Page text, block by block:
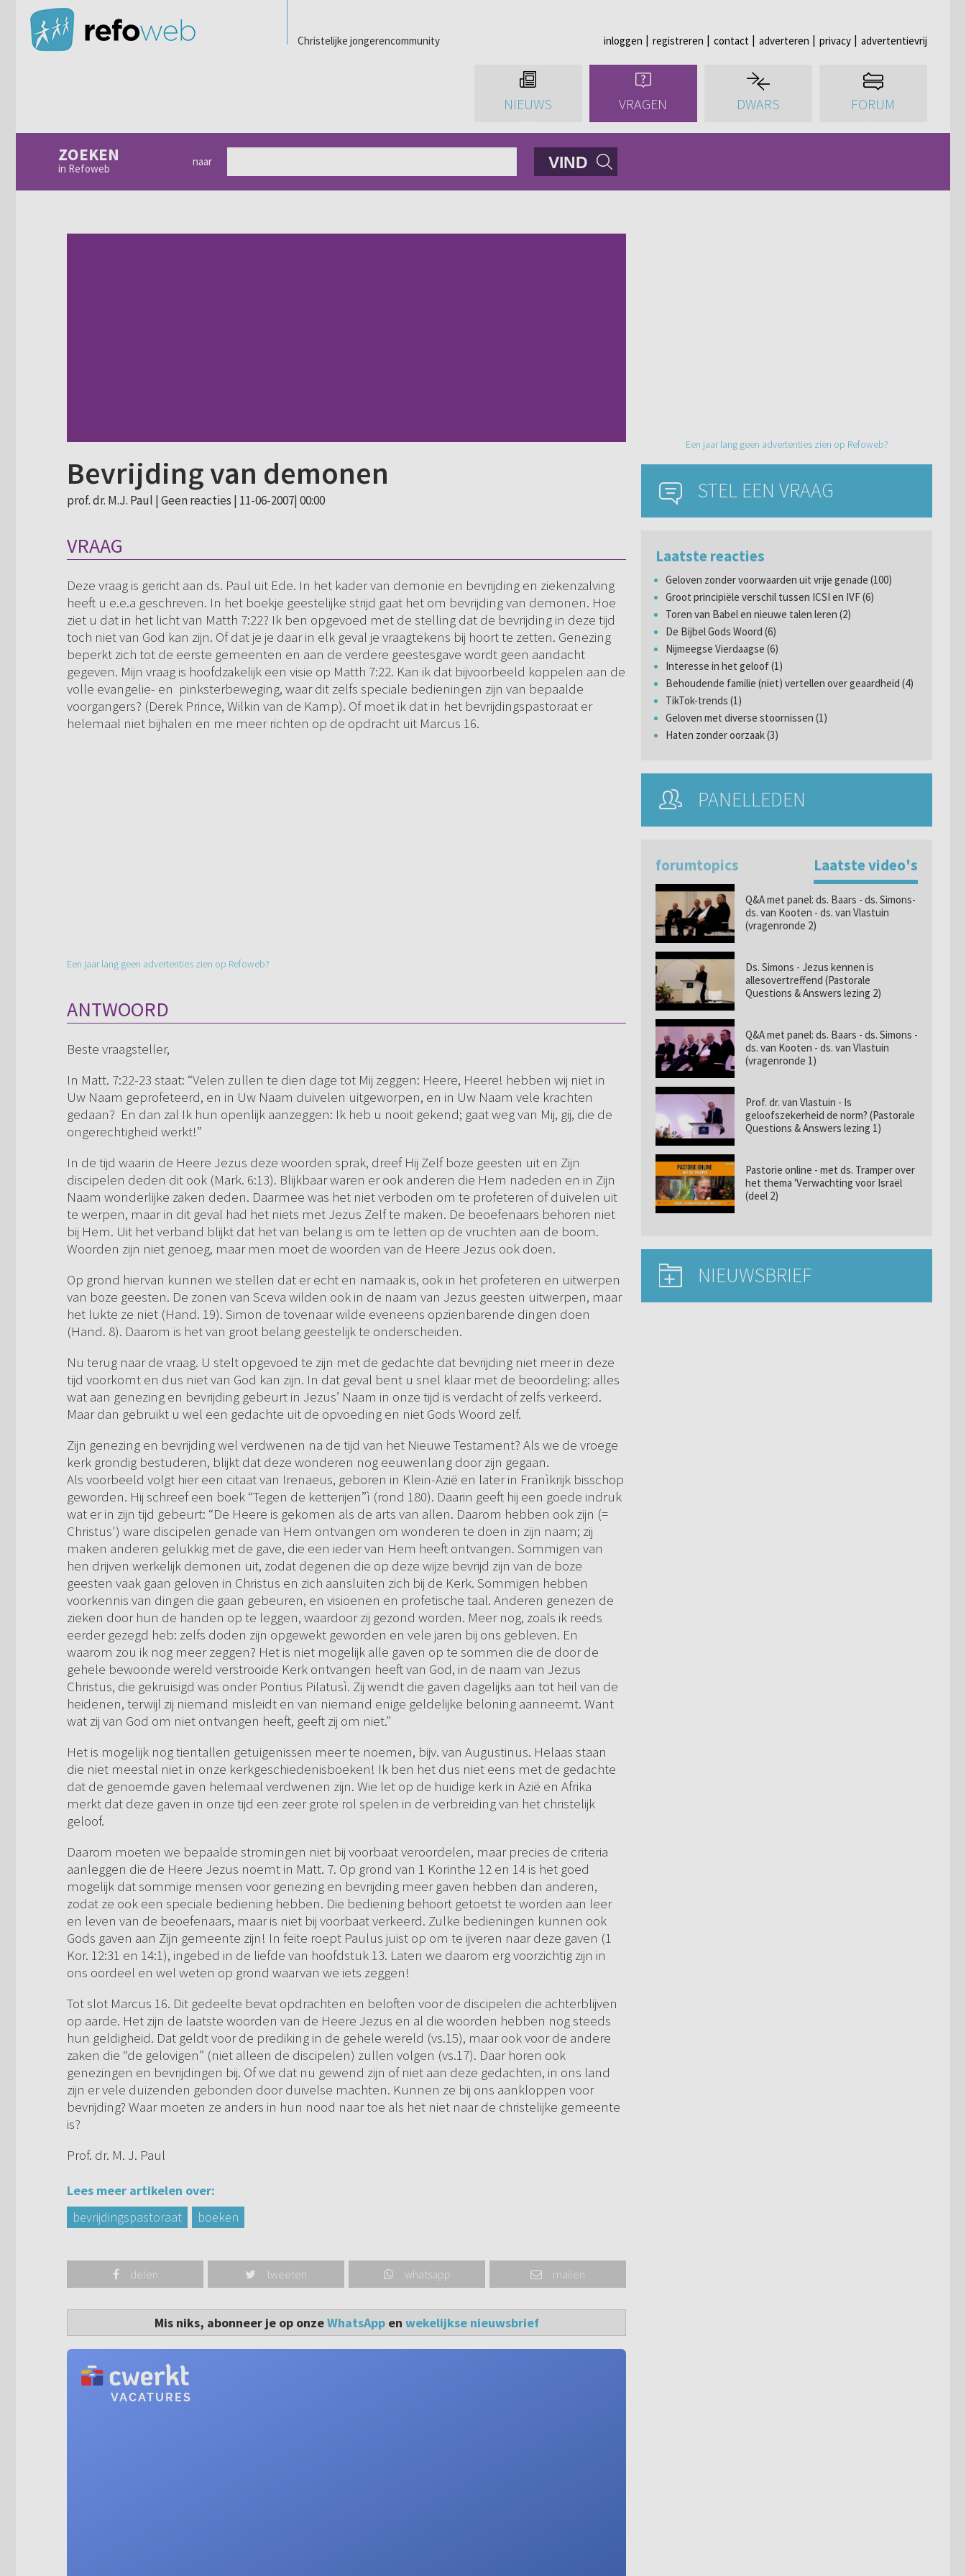
Christelijke jongerencommunity inloggen registreren contact adverteren privacy advertentievrij
NIEUWS VRAGEN DWARS FORUM
ZOEKEN
in Refoweb
naar VIND
Bevrijding van demonen
prof. dr. M.J. Paul | Geen reacties | 11-06-2007| 00:00
VRAAG
Deze vraag is gericht aan ds. Paul uit Ede. In het kader van demonie en bevrijding en ziekenzalving
heeft u e.e.a geschreven. In het boekje geestelijke strijd gaat het om bevrijding van demonen. Hoe
ziet u dat in het licht van Matth 7:22? Ik ben opgevoed met de stelling dat de bevrijding in deze tijd
toch niet van God kan zijn. Of dat je je daar in elk geval je vraagtekens bij hoort te zetten. Genezing
beperkt zich tot de eerste gemeenten en aan de verdere geestesgave wordt geen aandacht
gegeven. Mijn vraag is hoofdzakelijk een visie op Matth 7:22. Kan ik dat bijvoorbeeld koppelen aan de
volle evangelie- en pinksterbeweging, waar dit zelfs speciale bedieningen zijn van bepaalde
voorgangers? (Derek Prince, Wilkin van de Kamp). Of moet ik dat in het bevrijdingspastoraat er
helemaal niet bijhalen en me meer richten op de opdracht uit Marcus 16.
Een jaar lang geen advertenties zien op Refoweb?
ANTWOORD
Beste vraagsteller,
In Matt. 7:22-23 staat: “Velen zullen te dien dage tot Mij zeggen: Heere, Heere! hebben wij niet in
Uw Naam geprofeteerd, en in Uw Naam duivelen uitgeworpen, en in Uw Naam vele krachten
gedaan? En dan zal Ik hun openlijk aanzeggen: Ik heb u nooit gekend; gaat weg van Mij, gij, die de
ongerechtigheid werkt!”
In de tijd waarin de Heere Jezus deze woorden sprak, dreef Hij Zelf boze geesten uit en Zijn
discipelen deden dit ook (Mark. 6:13). Blijkbaar waren er ook anderen die Hem nadeden en in Zijn
Naam wonderlijke zaken deden. Daarmee was het niet verboden om te profeteren of duivelen uit
te werpen, maar in dit geval had het niets met Jezus Zelf te maken. De beoefenaars behoren niet
bij Hem. Uit het verband blijkt dat het van belang is om te letten op de vruchten aan de boom.
Woorden zijn niet genoeg, maar men moet de woorden van de Heere Jezus ook doen.
Op grond hiervan kunnen we stellen dat er echt en namaak is, ook in het profeteren en uitwerpen
van boze geesten. De zonen van Sceva wilden ook in de naam van Jezus geesten uitwerpen, maar
het lukte ze niet (Hand. 19). Simon de tovenaar wilde eveneens opzienbarende dingen doen
(Hand. 8). Daarom is het van groot belang geestelijk te onderscheiden.
Nu terug naar de vraag. U stelt opgevoed te zijn met de gedachte dat bevrijding niet meer in deze
tijd voorkomt en dus niet van God kan zijn. In dat geval bent u snel klaar met de beoordeling: alles
wat aan genezing en bevrijding gebeurt in Jezus’ Naam in onze tijd is verdacht of zelfs verkeerd.
Maar dan gebruikt u wel een gedachte uit de opvoeding en niet Gods Woord zelf.
Zijn genezing en bevrijding wel verdwenen na de tijd van het Nieuwe Testament? Als we de vroege
kerk grondig bestuderen, blijkt dat deze wonderen nog eeuwenlang door zijn gegaan.
Als voorbeeld volgt hier een citaat van Irenaeus, geboren in Klein-Azië en later in Franìkrijk bisschop
geworden. Hij schreef een boek “Tegen de ketterijen”ì (rond 180). Daarin geeft hij een goede indruk
wat er in zijn tijd gebeurt: “De Heere is gekomen als de arts van allen. Daarom hebben ook zijn (=
Christus') ware discipelen genade van Hem ontvangen om wonderen te doen in zijn naam; zij
maken anderen gelukkig met de gave, die een ieder van Hem heeft ontvangen. Sommigen van
hen drijven werkelijk demonen uit, zodat degenen die op deze wijze bevrijd zijn van de boze
geesten vaak gaan geloven in Christus en zich aansluiten zich bij de Kerk. Sommigen hebben
voorkennis van dingen die gaan gebeuren, en visioenen en profetische taal. Anderen genezen de
zieken door hun de handen op te leggen, waardoor zij gezond worden. Meer nog, zoals ik reeds
eerder gezegd heb: zelfs doden zijn opgewekt geworden en vele jaren bij ons gebleven. En
waarom zou ik nog meer zeggen? Het is niet mogelijk alle gaven op te sommen die de door de
gehele bewoonde wereld verstrooide Kerk ontvangen heeft van God, in de naam van Jezus
Christus, die gekruisigd was onder Pontius Pilatusì. Zij wendt die gaven dagelijks aan tot heil van de
heidenen, terwijl zij niemand misleidt en van niemand enige geldelijke beloning aanneemt. Want
wat zij van God om niet ontvangen heeft, geeft zij om niet.”
Het is mogelijk nog tientallen getuigenissen meer te noemen, bijv. van Augustinus. Helaas staan
die niet meestal niet in onze kerkgeschiedenisboeken! Ik ben het dus niet eens met de gedachte
dat de genoemde gaven helemaal verdwenen zijn. Wie let op de huidige kerk in Azië en Afrika
merkt dat deze gaven in onze tijd een zeer grote rol spelen in de verbreiding van het christelijk
geloof.
Daarom moeten we bepaalde stromingen niet bij voorbaat veroordelen, maar precies de criteria
aanleggen die de Heere Jezus noemt in Matt. 7. Op grond van 1 Korinthe 12 en 14 is het goed
mogelijk dat sommige mensen voor genezing en bevrijding meer gaven hebben dan anderen,
zodat ze ook een speciale bediening hebben. Die bediening behoort getoetst te worden aan leer
en leven van de beoefenaars, maar is niet bij voorbaat verkeerd. Zulke bedieningen kunnen ook
Gods gaven aan Zijn gemeente zijn! In feite roept Paulus juist op om te ijveren naar deze gaven (1
Kor. 12:31 en 14:1), ingebed in de liefde van hoofdstuk 13. Laten we daarom erg voorzichtig zijn in
ons oordeel en wel weten op grond waarvan we iets zeggen!
Tot slot Marcus 16. Dit gedeelte bevat opdrachten en beloften voor de discipelen die achterblijven
op aarde. Het zijn de laatste woorden van de Heere Jezus en al die woorden hebben nog steeds
hun geldigheid. Dat geldt voor de prediking in de gehele wereld (vs.15), maar ook voor de andere
zaken die “de gelovigen” (niet alleen de discipelen) zullen volgen (vs.17). Daar horen ook
genezingen en bevrijdingen bij. Of we dat nu gewend zijn of niet aan deze gedachten, in ons land
zijn er vele duizenden gebonden door duivelse machten. Kunnen ze bij ons aankloppen voor
bevrijding? Waar moeten ze anders in hun nood naar toe als het niet naar de christelijke gemeente
is?
Prof. dr. M. J. Paul
Lees meer artikelen over:
bevrijdingspastoraat
boeken
delen tweeten whatsapp mailen
Mis niks, abonneer je op onzeWhatsAppen wekelijkse nieuwsbrief
Een jaar lang geen advertenties zien op Refoweb?
STEL EEN VRAAG
Laatste reacties
Geloven zonder voorwaarden uit vrije genade (100)
Groot principiële verschil tussen ICSI en IVF (6)
Toren van Babel en nieuwe talen leren (2)
De Bijbel Gods Woord (6)
Nijmeegse Vierdaagse (6)
Interesse in het geloof (1)
Behoudende familie (niet) vertellen over geaardheid (4)
TikTok-trends (1)
Geloven met diverse stoornissen (1)
Haten zonder oorzaak (3)
PANELLEDEN
forumtopics Laatste video's
Q&A met panel: ds. Baars - ds. Simons-
ds. van Kooten - ds. van Vlastuin
(vragenronde 2)
Ds. Simons - Jezus kennen is
allesovertreffend (Pastorale
Questions & Answers lezing 2)
Q&A met panel: ds. Baars - ds. Simons -
ds. van Kooten - ds. van Vlastuin
(vragenronde 1)
Prof. dr. van Vlastuin - Is
geloofszekerheid de norm? (Pastorale
Questions & Answers lezing 1)
Pastorie online - met ds. Tramper over
het thema 'Verwachting voor Israël
(deel 2)
NIEUWSBRIEF